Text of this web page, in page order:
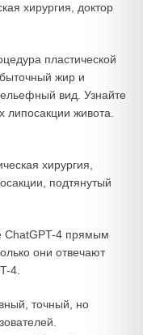
хирургия, доктор
пластической
жир и
вид. Узнайте
живота.
хирургия,
подтянутый
ChatGPT-4 прямым
они отвечают
4.
точный, но